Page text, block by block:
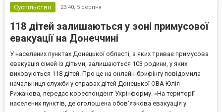
Суспільство 23:40, 5 серпня
118 дітей залишаються у зоні примусової
евакуації на Донеччині
У населених пунктах Донецької області, з яких триває примусова
евакуація сімей із дітьми, залишаються 103 родини, у яких
виховуються 118 дітей. Про це на онлайн-брифінгу повідомила
начальниця служби у справах дітей Донецької ОВА Юлія
Рижакова, передає кореспондент Укрінформу. «На території
населених пунктів, де оголошена обов’язкова евакуація у